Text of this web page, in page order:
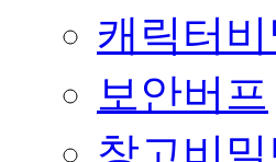
캐릭터
보안버프
창고비